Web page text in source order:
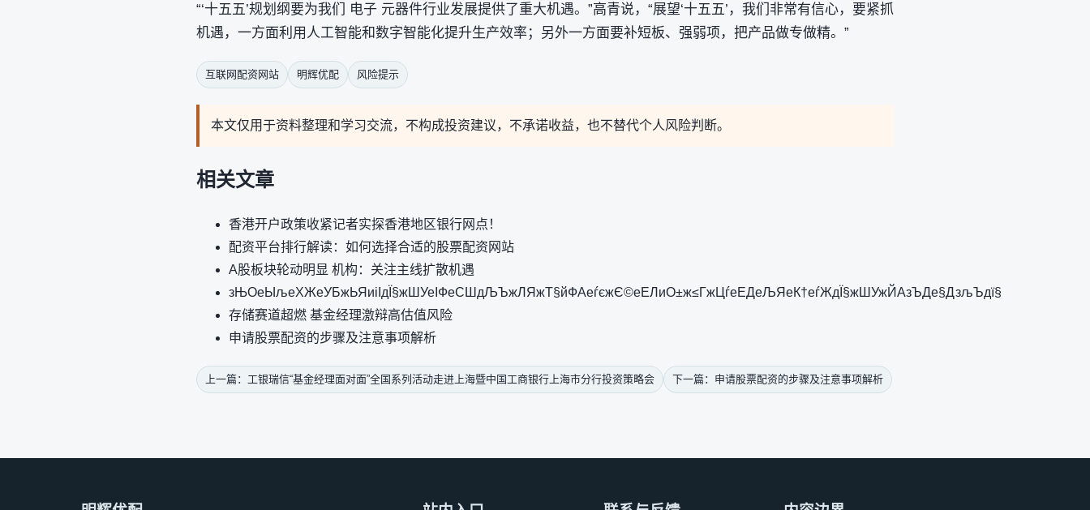
“‘十五五’规划纲要为我们 电子 元器件行业发展提供了重大机遇。”高青说，“展望‘十五五’，我们非常有信心，要紧抓
机遇，一方面利用人工智能和数字智能化提升生产效率；另外一方面要补短板、强弱项，把产品做专做精。”
互联网配资网站 明辉优配 风险提示
本文仅用于资料整理和学习交流，不构成投资建议，不承诺收益，也不替代个人风险判断。
相关文章
香港开户政策收紧记者实探香港地区银行网点！
配资平台排行解读：如何选择合适的股票配资网站
A股板块轮动明显 机构：关注主线扩散机遇
зЊОеЫљеХЖеУБжЬЯиіІдЇ§жШУеІФеСШдЉЪжЛЯжТ§йФАеѓєжЄ©еЕЛиО±ж≤ГжЦѓеЕДеЉЯеК†еѓЖдЇ§жШУжЙАзЪДе§ДзљЪдї§
存储赛道超燃 基金经理激辩高估值风险
申请股票配资的步骤及注意事项解析
上一篇：工银瑞信“基金经理面对面”全国系列活动走进上海暨中国工商银行上海市分行投资策略会 下一篇：申请股票配资的步骤及注意事项解析